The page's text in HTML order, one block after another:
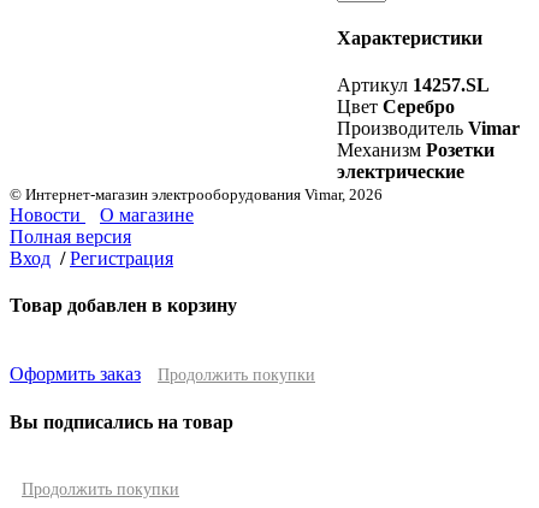
Характеристики
Артикул 14257.SL
Цвет Серебро
Производитель Vimar
Механизм Розетки
электрические
© Интернет-магазин электрооборудования Vimar, 2026
Новости
О магазине
Полная версия
Вход / Регистрация
Товар добавлен в корзину
Оформить заказ Продолжить покупки
Вы подписались на товар
Продолжить покупки